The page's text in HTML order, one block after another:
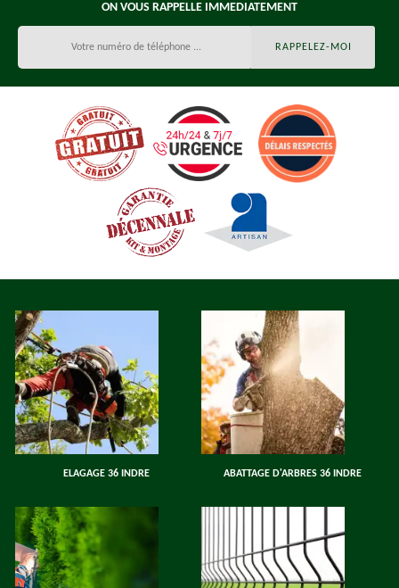
ON VOUS RAPPELLE IMMEDIATEMENT
ELAGAGE 36 INDRE ABATTAGE D'ARBRES 36 INDRE